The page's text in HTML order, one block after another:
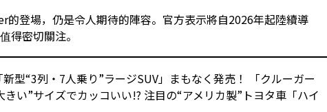
登場，仍是令人期待的陣容。官方表示將自2026年起陸續導
得密切關注。
型“3列・7人乗り”ラージSUV」まもなく発売！ 「クルーガー
い”サイズでカッコいい!? 注目の“アメリカ製”トヨタ車「ハイ